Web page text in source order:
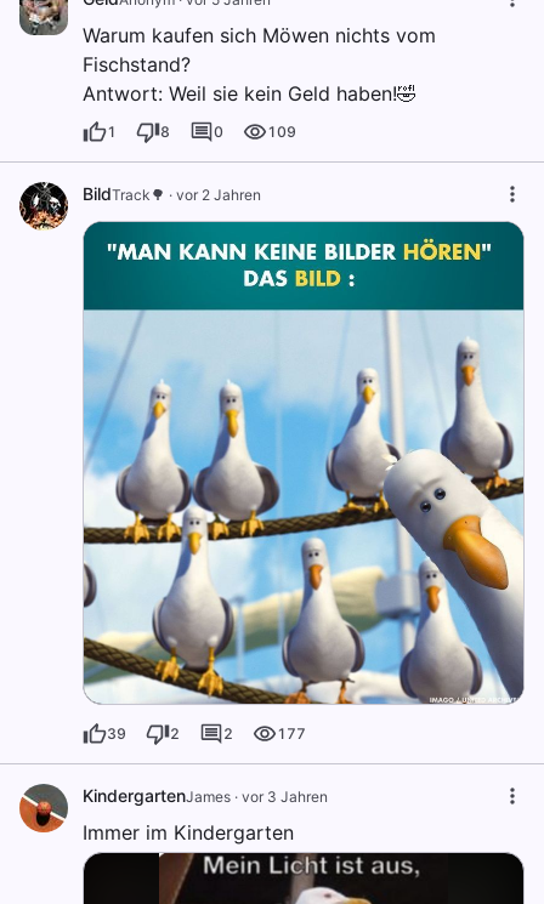
Warum kaufen sich Möwen nichts vom
Fischstand?
Antwort: Weil sie kein Geld haben!🤣
1 8 0 109
BildTrack🌳 · vor 2 Jahren
39 2 2 177
KindergartenJames · vor 3 Jahren
Immer im Kindergarten